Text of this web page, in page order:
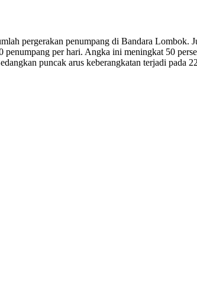
pergerakan penumpang di Bandara Lombok.
penumpang per hari. Angka ini meningkat 50
puncak arus keberangkatan terjadi pada